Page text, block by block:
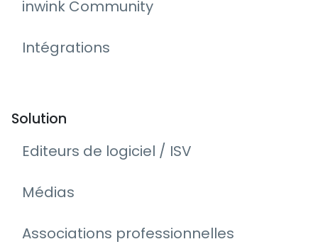
inwink Community
Intégrations
Solution
Editeurs de logiciel / ISV
Médias
Associations professionnelles